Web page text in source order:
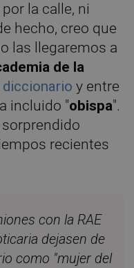
la calle, ni
hecho, creo que
las llegaremos a
de la
diccionario y entre
incluido "obispa".
recientes
con la RAE
dejasen de
como "mujer del